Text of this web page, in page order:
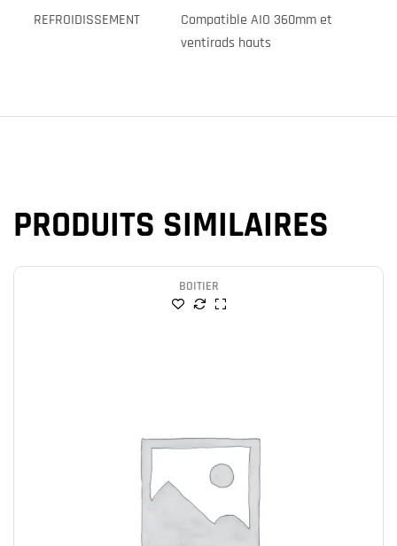
REFROIDISSEMENT
Compatible AIO 360mm et
ventirads hauts
PRODUITS SIMILAIRES
BOITIER